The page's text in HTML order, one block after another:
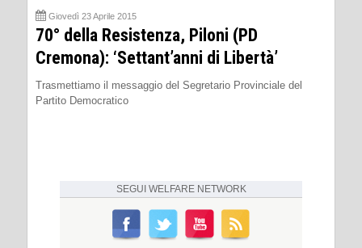
Giovedì 23 Aprile 2015
70° della Resistenza, Piloni (PD
Cremona): ‘Settant’anni di Libertà’
Trasmettiamo il messaggio del Segretario Provinciale del
Partito Democratico
SEGUI WELFARE NETWORK